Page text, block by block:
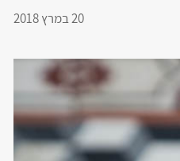
20 במרץ 2018